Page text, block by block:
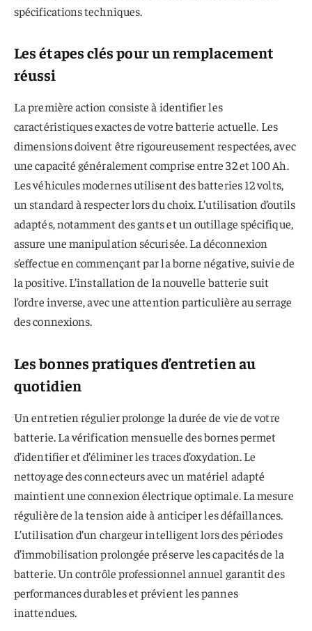
spécifications techniques.
Les étapes clés pour un remplacement
réussi
La première action consiste à identifier les
caractéristiques exactes de votre batterie actuelle. Les
dimensions doivent être rigoureusement respectées, avec
une capacité généralement comprise entre 32 et 100 Ah.
Les véhicules modernes utilisent des batteries 12 volts,
un standard à respecter lors du choix. L’utilisation d’outils
adaptés, notamment des gants et un outillage spécifique,
assure une manipulation sécurisée. La déconnexion
s’effectue en commençant par la borne négative, suivie de
la positive. L’installation de la nouvelle batterie suit
l’ordre inverse, avec une attention particulière au serrage
des connexions.
Les bonnes pratiques d’entretien au
quotidien
Un entretien régulier prolonge la durée de vie de votre
batterie. La vérification mensuelle des bornes permet
d’identifier et d’éliminer les traces d’oxydation. Le
nettoyage des connecteurs avec un matériel adapté
maintient une connexion électrique optimale. La mesure
régulière de la tension aide à anticiper les défaillances.
L’utilisation d’un chargeur intelligent lors des périodes
d’immobilisation prolongée préserve les capacités de la
batterie. Un contrôle professionnel annuel garantit des
performances durables et prévient les pannes
inattendues.